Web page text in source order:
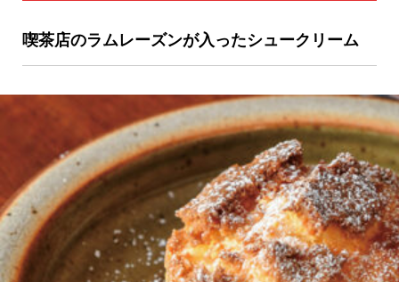
SERIES
カレーが好き
京都おやつクラブ
私と店のはなし
今月の京みやげ
喫茶店のラムレーズンが入ったシュークリーム